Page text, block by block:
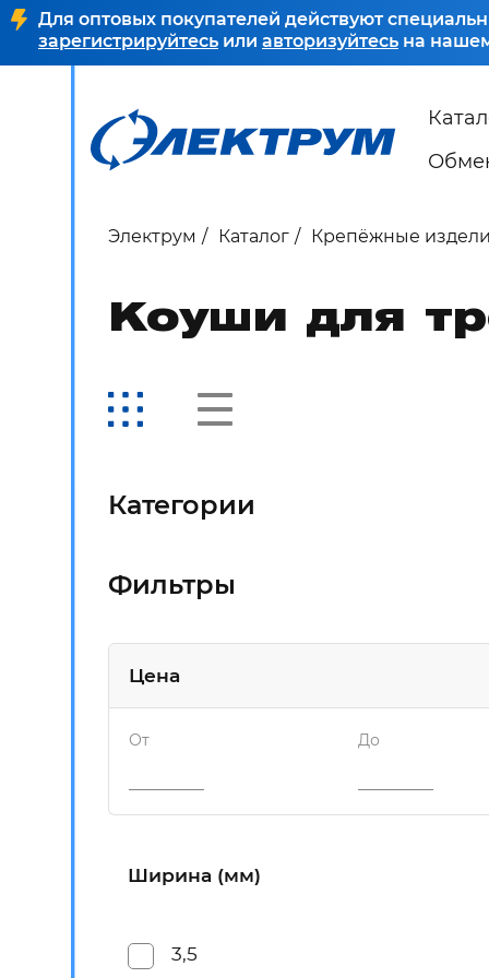
Для оптовых покупателей действуют
зарегистрируйтесь или авторизуйтесь на
Электрум Каталог Крепёжные
Коуши для
Категории
Фильтры
Цена
От До
Ширина (мм)
3,5